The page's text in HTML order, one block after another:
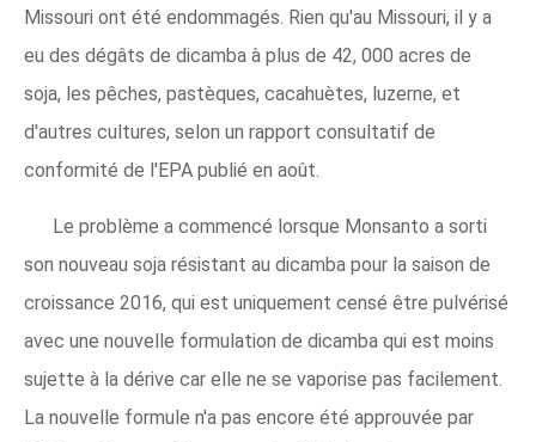
Missouri ont été endommagés. Rien qu'au Missouri, il y a
eu des dégâts de dicamba à plus de 42, 000 acres de
soja, les pêches, pastèques, cacahuètes, luzerne, et
d'autres cultures, selon un rapport consultatif de
conformité de l'EPA publié en août.
Le problème a commencé lorsque Monsanto a sorti
son nouveau soja résistant au dicamba pour la saison de
croissance 2016, qui est uniquement censé être pulvérisé
avec une nouvelle formulation de dicamba qui est moins
sujette à la dérive car elle ne se vaporise pas facilement.
La nouvelle formule n'a pas encore été approuvée par